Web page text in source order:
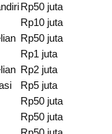
Rp50 juta
Rp10 juta
Rp50 juta
Rp1 juta
Rp2 juta
Rp5 juta
Rp50 juta
Rp50 juta